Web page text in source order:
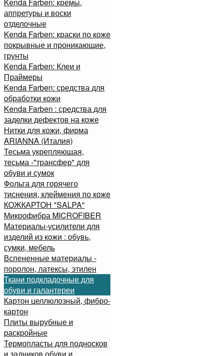
аппретуры и воски
отделочные
Kenda Farben: краски по коже
покрывные и проникающие,
грунты
Kenda Farben: Клеи и
Праймеры
Kenda Farben: средства для
обработки кожи
Kenda Farben : средства для
заделки дефектов на коже
Нитки для кожи, фирма
ARIANNA (Италия)
Тесьма укрепляющая,
тесьма -"трансфер" для
обуви и сумок
Фольга для горячего
тиснения, клеймения по коже
КОЖКАРТОН "SALPA"
Микрофибра MICROFIBER
Материалы-усилители для
изделий из кожи : обувь,
сумки, мебель
Вспененные материалы -
поролон, латексы, этилен
Ткани подкладочные для
обуви и галантереи
Картон целлюлозный, фибро-
картон
Плиты вырубные и
раскройные
Термопласты для подносков